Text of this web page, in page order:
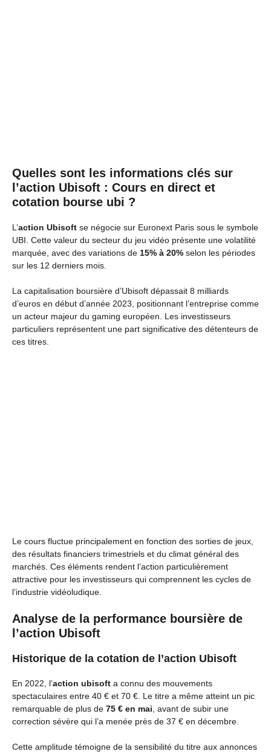
Quelles sont les informations clés sur
l’action Ubisoft : Cours en direct et
cotation bourse ubi ?
L’action Ubisoft se négocie sur Euronext Paris sous le symbole
UBI. Cette valeur du secteur du jeu vidéo présente une volatilité
marquée, avec des variations de 15% à 20% selon les périodes
sur les 12 derniers mois.
La capitalisation boursière d’Ubisoft dépassait 8 milliards
d’euros en début d’année 2023, positionnant l’entreprise comme
un acteur majeur du gaming européen. Les investisseurs
particuliers représentent une part significative des détenteurs de
ces titres.
Le cours fluctue principalement en fonction des sorties de jeux,
des résultats financiers trimestriels et du climat général des
marchés. Ces éléments rendent l’action particulièrement
attractive pour les investisseurs qui comprennent les cycles de
l’industrie vidéoludique.
Analyse de la performance boursière de
l’action Ubisoft
Historique de la cotation de l’action Ubisoft
En 2022, l’action ubisoft a connu des mouvements
spectaculaires entre 40 € et 70 €. Le titre a même atteint un pic
remarquable de plus de 75 € en mai , avant de subir une
correction sévère qui l’a menée près de 37 € en décembre.
Cette amplitude témoigne de la sensibilité du titre aux annonces